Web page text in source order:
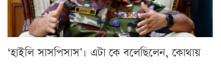
‘হাইলি সাসপিসাস’। এটা কে বলেছিলেন, কোথায়